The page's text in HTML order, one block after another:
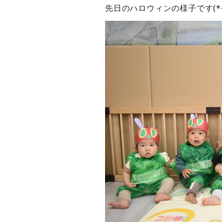
先日のハロウィンの様子で